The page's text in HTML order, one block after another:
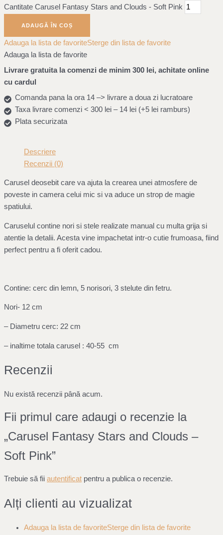
Cantitate Carusel Fantasy Stars and Clouds - Soft Pink
ADAUGĂ ÎN COȘ
Adauga la lista de favoriteSterge din lista de favorite
Adauga la lista de favorite
Livrare gratuita la comenzi de minim 300 lei, achitate online
cu cardul
Comanda pana la ora 14 –> livrare a doua zi lucratoare
Taxa livrare comenzi < 300 lei – 14 lei (+5 lei ramburs)
Plata securizata
Descriere
Recenzii (0)
Carusel deosebit care va ajuta la crearea unei atmosfere de
poveste in camera celui mic si va aduce un strop de magie
spatiului.
Caruselul contine nori si stele realizate manual cu multa grija si
atentie la detalii. Acesta vine impachetat intr-o cutie frumoasa, fiind
perfect pentru a fi oferit cadou.
Contine: cerc din lemn, 5 norisori, 3 stelute din fetru.
Nori- 12 cm
– Diametru cerc: 22 cm
– inaltime totala carusel : 40-55 cm
Recenzii
Nu există recenzii până acum.
Fii primul care adaugi o recenzie la
„Carusel Fantasy Stars and Clouds –
Soft Pink”
Trebuie să fii autentificat pentru a publica o recenzie.
Alți clienti au vizualizat
Adauga la lista de favoriteSterge din lista de favorite